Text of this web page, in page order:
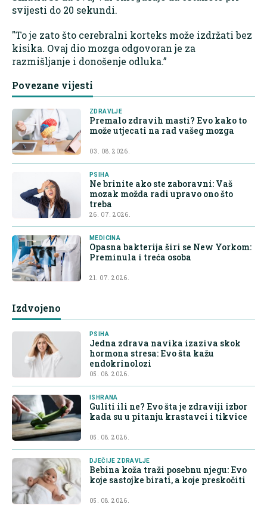
svijesti do 20 sekundi.
"To je zato što cerebralni korteks može izdržati bez
kisika. Ovaj dio mozga odgovoran je za
razmišljanje i donošenje odluka.”
Povezane vijesti
ZDRAVLJE
Premalo zdravih masti? Evo kako to
može utjecati na rad vašeg mozga
03. 08. 2026.
PSIHA
Ne brinite ako ste zaboravni: Vaš
mozak možda radi upravo ono što
treba
26. 07. 2026.
MEDICINA
Opasna bakterija širi se New Yorkom:
Preminula i treća osoba
21. 07. 2026.
Izdvojeno
PSIHA
Jedna zdrava navika izaziva skok
hormona stresa: Evo šta kažu
endokrinolozi
05. 08. 2026.
ISHRANA
Guliti ili ne? Evo šta je zdraviji izbor
kada su u pitanju krastavci i tikvice
05. 08. 2026.
DJEČIJE ZDRAVLJE
Bebina koža traži posebnu njegu: Evo
koje sastojke birati, a koje preskočiti
05. 08. 2026.